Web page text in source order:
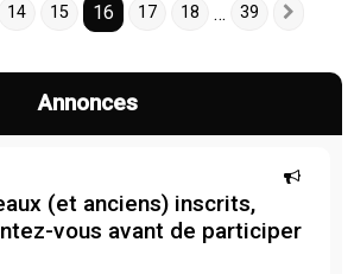
3914 15 16 17 18 … 39
Annonces
(et anciens) inscrits,
vous avant de participer